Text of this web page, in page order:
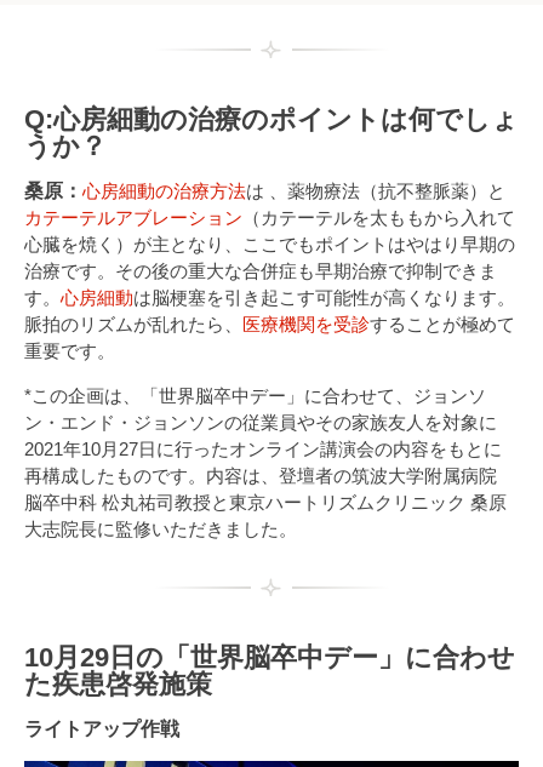
Q:心房細動の治療のポイントは何でしょ
うか？
桑原： 心房細動の治療方法は 、薬物療法（抗不整脈薬）と
カテーテルアブレーション （カテーテルを太ももから入れて
心臓を焼く）が主となり、ここでもポイントはやはり早期の
治療です。その後の重大な合併症も早期治療で抑制できま
す。 心房細動は脳梗塞を引き起こす可能性が高くなります。
脈拍のリズムが乱れたら、 医療機関を受診することが極めて
重要です。
*この企画は、「世界脳卒中デー」に合わせて、ジョンソ
ン・エンド・ジョンソンの従業員やその家族友人を対象に
2021年10月27日に行ったオンライン講演会の内容をもとに
再構成したものです。内容は、登壇者の筑波大学附属病院
脳卒中科 松丸祐司教授と東京ハートリズムクリニック 桑原
大志院長に監修いただきました。
10月29日の「世界脳卒中デー」に合わせ
た疾患啓発施策
ライトアップ作戦